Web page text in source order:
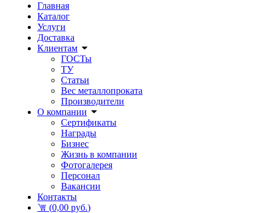
Главная
Каталог
Услуги
Доставка
Клиентам
ГОСТы
ТУ
Статьи
Вес металлопроката
Производители
О компании
Сертификаты
Награды
Бизнес
Жизнь в компании
Фотогалерея
Персонал
Вакансии
Контакты
(0,00 руб.)